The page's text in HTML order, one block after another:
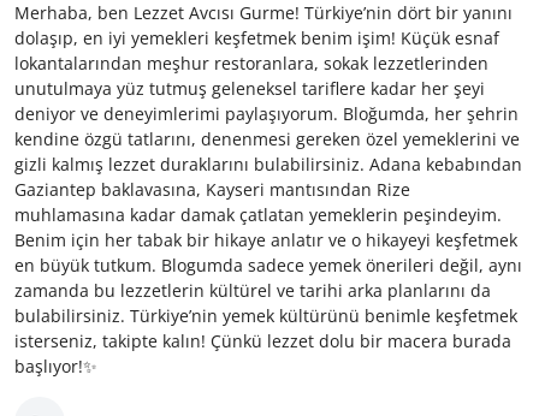
Merhaba, ben Lezzet Avcısı Gurme! Türkiye’nin dört bir yanını
dolaşıp, en iyi yemekleri keşfetmek benim işim! Küçük esnaf
lokantalarından meşhur restoranlara, sokak lezzetlerinden
unutulmaya yüz tutmuş geleneksel tariflere kadar her şeyi
deniyor ve deneyimlerimi paylaşıyorum. Bloğumda, her şehrin
kendine özgü tatlarını, denenmesi gereken özel yemeklerini ve
gizli kalmış lezzet duraklarını bulabilirsiniz. Adana kebabından
Gaziantep baklavasına, Kayseri mantısından Rize
muhlamasına kadar damak çatlatan yemeklerin peşindeyim.
Benim için her tabak bir hikaye anlatır ve o hikayeyi keşfetmek
en büyük tutkum. Blogumda sadece yemek önerileri değil, aynı
zamanda bu lezzetlerin kültürel ve tarihi arka planlarını da
bulabilirsiniz. Türkiye’nin yemek kültürünü benimle keşfetmek
isterseniz, takipte kalın! Çünkü lezzet dolu bir macera burada
başlıyor!✨